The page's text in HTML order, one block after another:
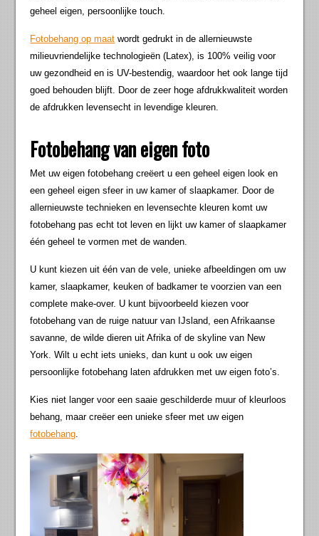
geheel eigen, persoonlijke touch.
Fotobehang op maat wordt gedrukt in de allernieuwste
milieuvriendelijke technologieën (Latex), is 100% veilig voor
uw gezondheid en is UV-bestendig, waardoor het ook lange tijd
goed behouden blijft. Door de zeer hoge afdrukkwaliteit worden
de afdrukken levensecht in levendige kleuren.
Fotobehang van eigen foto
Met uw eigen fotobehang creëert u een geheel eigen look en
een geheel eigen sfeer in uw kamer of slaapkamer. Door de
allernieuwste technieken en levensechte kleuren komt uw
fotobehang pas echt tot leven en lijkt uw kamer of slaapkamer
één geheel te vormen met de wanden.
U kunt kiezen uit één van de vele, unieke afbeeldingen om uw
kamer, slaapkamer, keuken of badkamer te voorzien van een
complete make-over. U kunt bijvoorbeeld kiezen voor
fotobehang van de ruige natuur van IJsland, een Afrikaanse
savanne, de wilde dieren uit Afrika of de skyline van New
York. Wilt u echt iets unieks, dan kunt u ook uw eigen
persoonlijke fotobehang laten afdrukken met uw eigen foto’s.
Kies niet langer voor een saaie geschilderde muur of kleurloos
behang, maar creëer een unieke sfeer met uw eigen
fotobehang